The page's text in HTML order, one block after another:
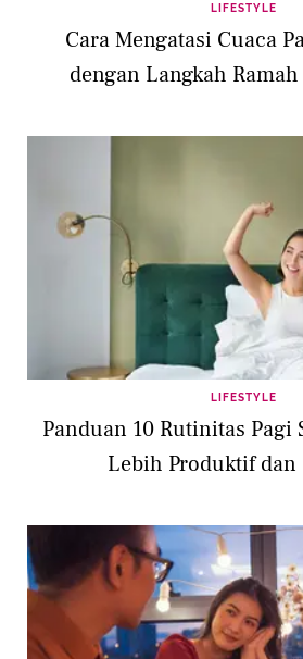
LIFESTYLE
Cara Mengatasi Cuaca
dengan Langkah
LIFESTYLE
Panduan 10 Rutinitas Pagi
Lebih Produktif dan